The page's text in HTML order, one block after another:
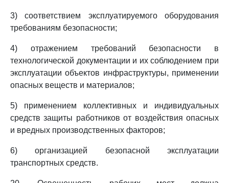
3) соответствием эксплуатируемого оборудования
требованиям безопасности;
4) отражением требований безопасности в
технологической документации и их соблюдением при
эксплуатации объектов инфраструктуры, применении
опасных веществ и материалов;
5) применением коллективных и индивидуальных
средств защиты работников от воздействия опасных
и вредных производственных факторов;
6) организацией безопасной эксплуатации
транспортных средств.